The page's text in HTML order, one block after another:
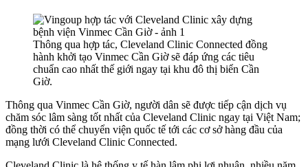
Thông qua hợp tác, Cleveland Clinic Connected đồng
hành khởi tạo Vinmec Cần Giờ sẽ đáp ứng các tiêu
chuẩn cao nhất thế giới ngay tại khu đô thị biển Cần
Giờ.
Thông qua Vinmec Cần Giờ, người dân sẽ được tiếp cận dịch vụ
chăm sóc lâm sàng tốt nhất của Cleveland Clinic ngay tại Việt Nam;
đồng thời có thể chuyển viện quốc tế tới các cơ sở hàng đầu của
mạng lưới Cleveland Clinic Connected.